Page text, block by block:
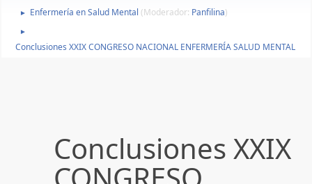
► Enfermería en Salud Mental (Moderador: Panfilina)
►
Conclusiones XXIX CONGRESO NACIONAL ENFERMERÍA SALUD MENTAL
Conclusiones XXIX